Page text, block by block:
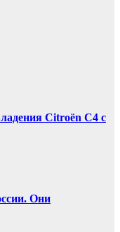
Citroёn C4 с
Они